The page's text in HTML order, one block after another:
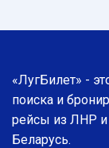
«ЛугБилет» -
поиска и
рейсы из ЛНР
Беларусь.